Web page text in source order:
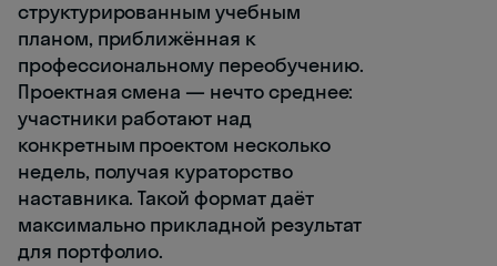
структурированным учебным
планом, приближённая к
профессиональному переобучению.
Проектная смена — нечто среднее:
участники работают над
конкретным проектом несколько
недель, получая кураторство
наставника. Такой формат даёт
максимально прикладной результат
для портфолио.